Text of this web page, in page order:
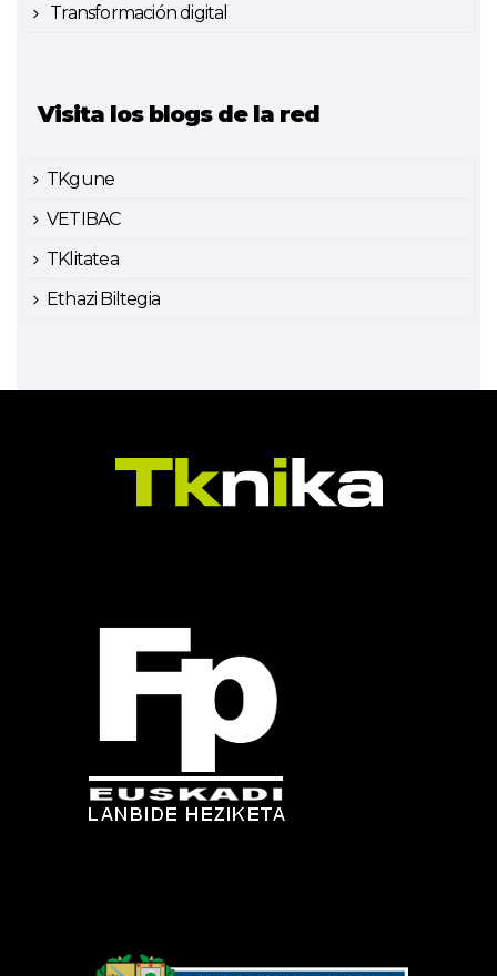
Transformación digital
Visita los blogs de la red
TKgune
VETIBAC
TKlitatea
Ethazi Biltegia